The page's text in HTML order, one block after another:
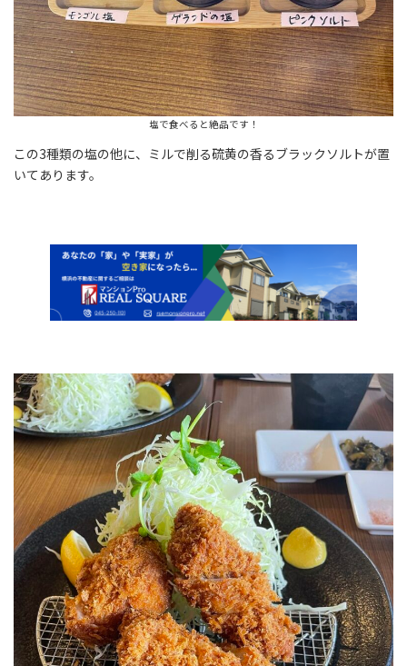
塩で食べると絶品です！
この3種類の塩の他に、ミルで削る硫黄の香るブラックソルトが置
いてあります。